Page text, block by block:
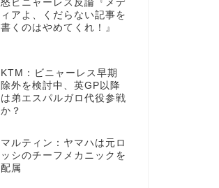
怒ビニャーレス反論『メデ
ィアよ、くだらない記事を
書くのはやめてくれ！』
KTM：ビニャーレス早期
除外を検討中、英GP以降
は弟エスパルガロ代役参戦
か？
マルティン：ヤマハは元ロ
ッシのチーフメカニックを
配属